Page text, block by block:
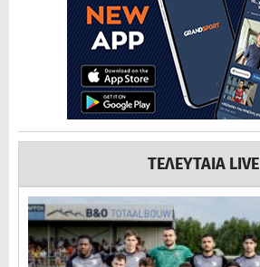
ΤΕΛΕΥΤΑΙΑ LIVE